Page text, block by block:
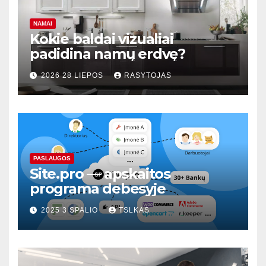
NAMAI
Kokie baldai vizualiai
padidina namų erdvę?
2026 28 LIEPOS RASYTOJAS
PASLAUGOS
Site.pro — apskaitos
programa debesyje
2025 3 SPALIO TSLKAS